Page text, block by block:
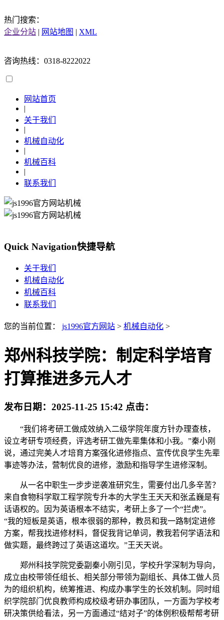
热门搜索：
企业分站 | 网站地图 | XML
咨询热线：0318-8222022
网站首页
|
关于我们
|
机械自动化
|
机械百科
|
联系我们
Quick Navigation快捷导航
关于我们
机械自动化
机械百科
联系我们
您的当前位置： js1996官方网站 > 机械自动化 >
郑州科技学院：制定科学培育
打算推进多元人才
发布日期： 2025-11-25 15:42 点击：
“我们将考研工做成效纳入二级学院年度方针办理查核，
设立考研专项经费，评选考研工做先辈集体和小我。”秦小刚
说，通过完美人才培育方案强化进修指点、宣传优良学生先辈
事迹等办法，营制优良的进修，激励和指导学生进修深制。
从一名中职生一步步逆袭准研究生，需要付出几多辛苦？
来自食物科学取工程学院专升本的大学生王天天和张孟巍是有
话语权的。因为英语根本不结实，考研上多了一个“拦虎”。
“我的短板是英语，根本很弱的那种，教员和我一路制定进修
方案，帮我找进修材料，督促我背记单词，教我若何学语法和
做实题，最终跨过了英语这道坎。”王天天说。
郑州科技学院党委副秦小刚引见，学校升学深制为导向，
成立由校带领任组长、相关部分带领为副组长、具体工做人员
为的组织机构，统筹推进、构成办事学生的长效机制。同时组
织学院部门优良教师构成校级考研办事团队，一方面为学校考
研决策供给看法，另一方面通过“结对子”的体例积极帮帮考研